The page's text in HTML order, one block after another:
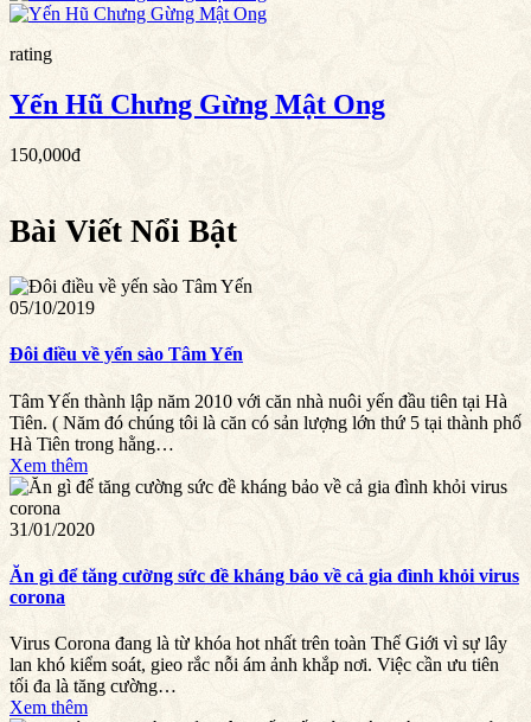
rating
Yến Hũ Chưng Gừng Mật Ong
150,000đ
Bài Viết Nổi Bật
05/10/2019
Đôi điều về yến sào Tâm Yến
Tâm Yến thành lập năm 2010 với căn nhà nuôi yến đầu tiên tại Hà
Tiên. ( Năm đó chúng tôi là căn có sản lượng lớn thứ 5 tại thành phố
Hà Tiên trong hằng…
Xem thêm
31/01/2020
Ăn gì để tăng cường sức đề kháng bảo về cả gia đình khỏi virus
corona
Virus Corona đang là từ khóa hot nhất trên toàn Thế Giới vì sự lây
lan khó kiểm soát, gieo rắc nỗi ám ảnh khắp nơi. Việc cần ưu tiên
tối đa là tăng cường…
Xem thêm